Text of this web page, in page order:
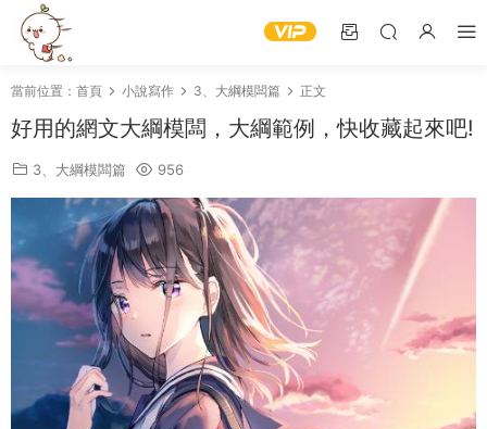
當前位置： 首頁 小說寫作 3、大綱模闆篇 正文
好用的網文大綱模闆，大綱範例，快收藏起來吧!
3、大綱模闆篇 956